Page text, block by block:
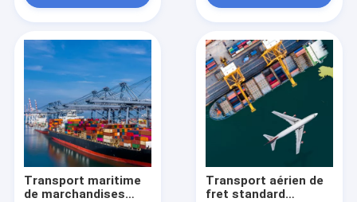
Transport maritime
de marchandises
Transport aérien de
fret standard